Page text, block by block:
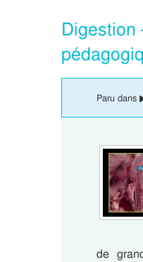
Digestion
Paru dans
de